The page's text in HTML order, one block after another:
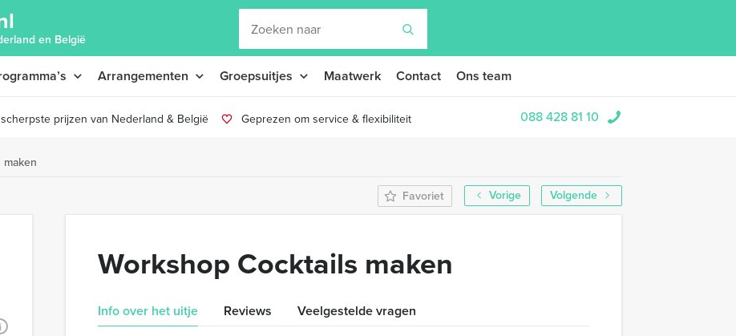
en België
Arrangementen Groepsuitjes Maatwerk Contact Ons team
prijzen van Nederland & België Geprezen om service & flexibiliteit 088 428 81 10
Vorige
Volgende
Favoriet
i
Workshop Cocktails maken
Info over het uitje Reviews Veelgestelde vragen